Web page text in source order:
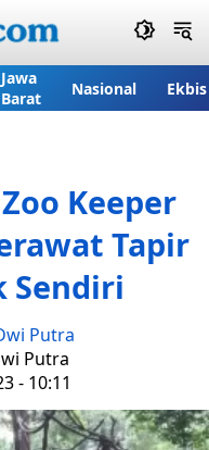
Jawa
Barat
Nasional Ekbis
Keeper
Tapir
Sendiri
Putra
Putra
- 10:11